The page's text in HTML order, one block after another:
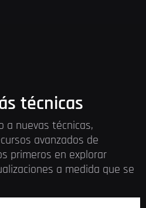
técnicas
a nuevas técnicas,
avanzados de
primeros en explorar
a medida que se